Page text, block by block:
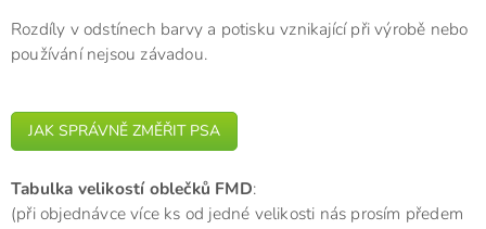
Rozdíly v odstínech barvy a potisku vznikající při výrobě nebo
používání nejsou závadou.
JAK SPRÁVNĚ ZMĚŘIT PSA
Tabulka velikostí oblečků FMD:
(při objednávce více ks od jedné velikosti nás prosím předem